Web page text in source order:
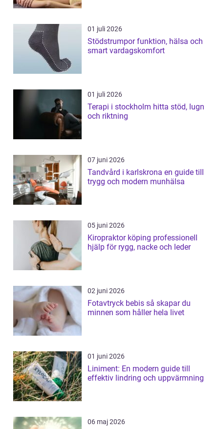
01 juli 2026
Stödstrumpor funktion, hälsa och
smart vardagskomfort
01 juli 2026
Terapi i stockholm hitta stöd, lugn
och riktning
07 juni 2026
Tandvård i karlskrona en guide till
trygg och modern munhälsa
05 juni 2026
Kiropraktor köping professionell
hjälp för rygg, nacke och leder
02 juni 2026
Fotavtryck bebis så skapar du
minnen som håller hela livet
01 juni 2026
Liniment: En modern guide till
effektiv lindring och uppvärmning
06 maj 2026